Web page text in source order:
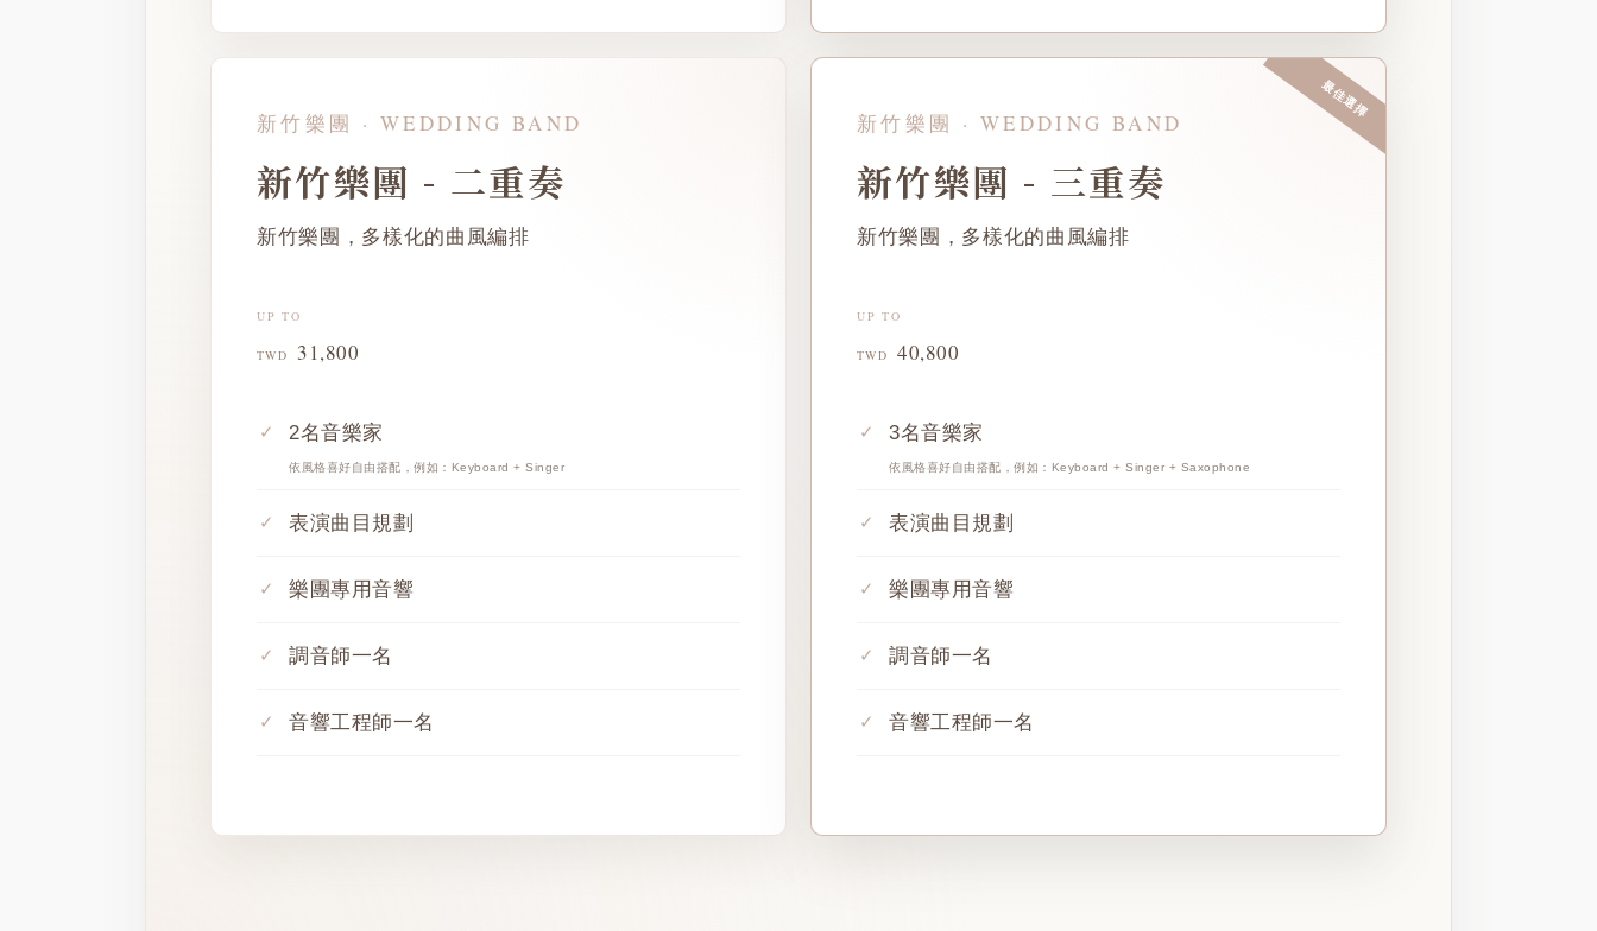
新竹樂團 · WEDDING BAND
新竹樂團 - 二重奏
新竹樂團，多樣化的曲風編排
UP TO
TWD 31,800
2名音樂家
依風格喜好自由搭配，例如：Keyboard + Singer
表演曲目規劃
樂團專用音響
調音師一名
音響工程師一名
最佳選擇
新竹樂團 · WEDDING BAND
新竹樂團 - 三重奏
新竹樂團，多樣化的曲風編排
UP TO
TWD 40,800
3名音樂家
依風格喜好自由搭配，例如：Keyboard + Singer + Saxophone
表演曲目規劃
樂團專用音響
調音師一名
音響工程師一名